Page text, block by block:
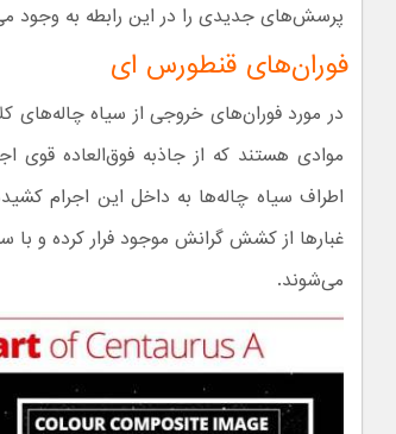
پرسش‌های جدیدی را در این رابطه به وجود
فوران‌های قنطورس ای
در مورد فوران‌های خروجی از سیاه
موادی هستند که از جاذبه فوق‌العاده قوی
اطراف سیاه چاله‌ها به داخل این اجرام
غبارها از کشش گرانش موجود فرار کرده و با
می‌شوند.